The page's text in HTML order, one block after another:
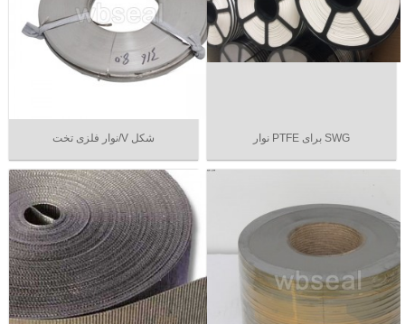
نوار فلزی تخت/V شکل نوار PTFE برای SWG